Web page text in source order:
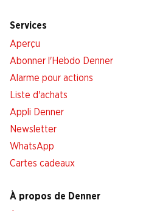
Services
Aperçu
Abonner l'Hebdo Denner
Alarme pour actions
Liste d'achats
Appli Denner
Newsletter
WhatsApp
Cartes cadeaux
À propos de Denner